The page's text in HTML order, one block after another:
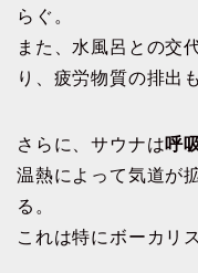
らぐ。
また、水風呂との交
り、疲労物質の排出
さらに、サウナは呼
温熱によって気道が
る。
これは特にボーカリ